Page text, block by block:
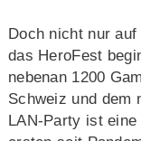
Doch nicht nur
das HeroFest
nebenan 1200
Schweiz und dem
LAN-Party ist